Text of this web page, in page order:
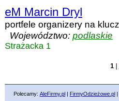
eM Marcin Dryl
portfele organizery na
Województwo: podlaskie
Strażacka 1
1|
Polecamy: AleFirmy.pl | FirmyOdzieżowe.pl |